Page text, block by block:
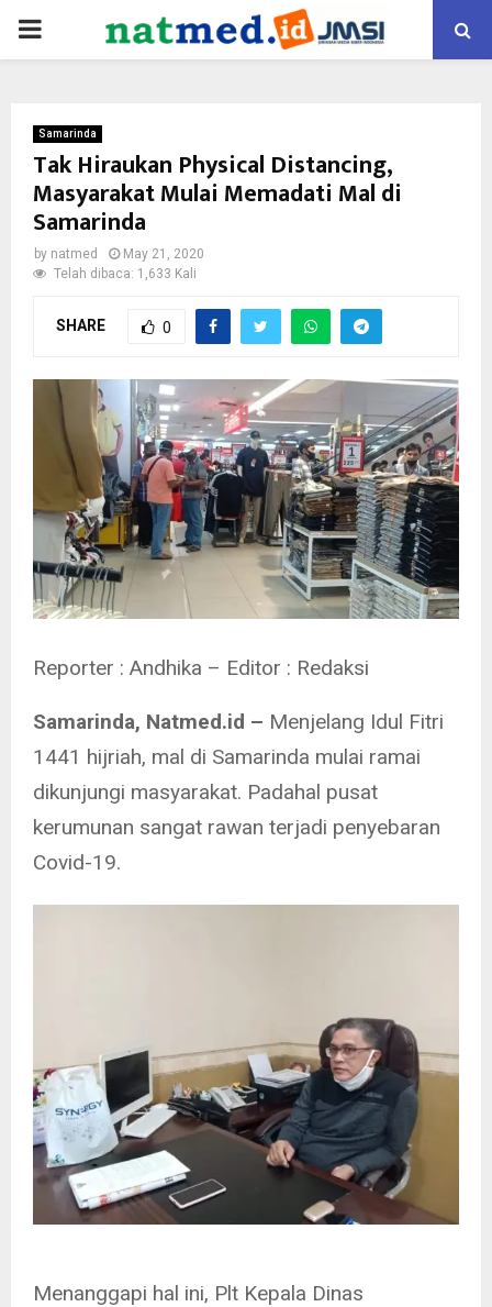
PRIMARY
Samarinda
Tak Hiraukan Physical Distancing,
Masyarakat Mulai Memadati Mal di
Samarinda
by natmed
May 21, 2020
Telah dibaca: 1,633 Kali
SHARE 0
Reporter : Andhika – Editor : Redaksi
Samarinda, Natmed.id – Menjelang Idul Fitri
1441 hijriah, mal di Samarinda mulai ramai
dikunjungi masyarakat. Padahal pusat
kerumunan sangat rawan terjadi penyebaran
Covid-19.
Menanggapi hal ini, Plt Kepala Dinas